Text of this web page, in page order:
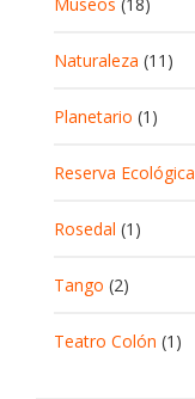
Museos (18)
Naturaleza (11)
Planetario (1)
Reserva Ecológica
Rosedal (1)
Tango (2)
Teatro Colón (1)